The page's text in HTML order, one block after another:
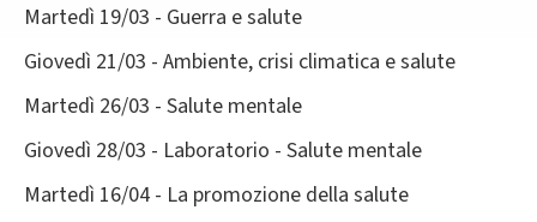
Martedì 19/03 - Guerra e salute
Giovedì 21/03 - Ambiente, crisi climatica e salute
Martedì 26/03 - Salute mentale
Giovedì 28/03 - Laboratorio - Salute mentale
Martedì 16/04 - La promozione della salute